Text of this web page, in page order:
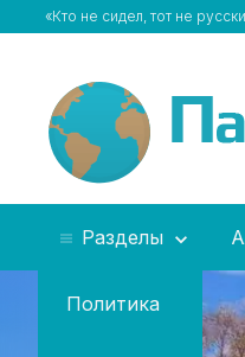
«Кто не сидел, тот не
Разделы
Политика